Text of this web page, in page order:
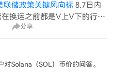
联储政策关键风向标 8.7日内
换运之前都是V上V下的行
无论美股存储还是币圈，都
三），妥妥下跌趋势。丙午
水属
分享
对Solana（SOL）币价的问答。